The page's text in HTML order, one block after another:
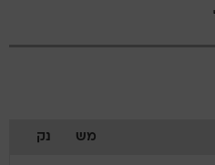
מש נק